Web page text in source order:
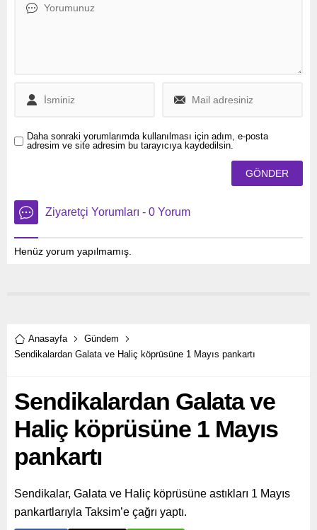
Daha sonraki yorumlarımda kullanılması için adım, e-posta
adresim ve site adresim bu tarayıcıya kaydedilsin.
Ziyaretçi Yorumları - 0 Yorum
Henüz yorum yapılmamış.
Anasayfa
Gündem
Sendikalardan Galata ve Haliç köprüsüne 1 Mayıs pankartı
Sendikalardan Galata ve
Haliç köprüsüne 1 Mayıs
pankartı
Sendikalar, Galata ve Haliç köprüsüne astıkları 1 Mayıs
pankartlarıyla Taksim’e çağrı yaptı.